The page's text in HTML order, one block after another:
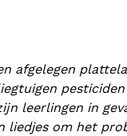
afgelegen
leerlingen in
liedjes om het